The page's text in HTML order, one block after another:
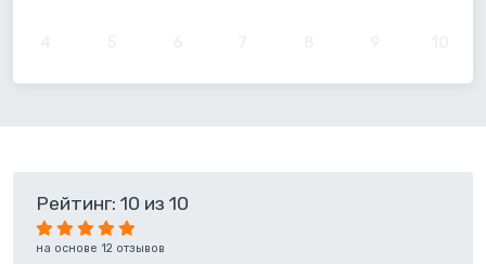
Рейтинг: 10 из 10
на основе 12 отзывов